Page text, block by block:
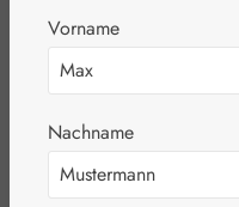
Bildergalerie überspringen
Vorname
Nachname